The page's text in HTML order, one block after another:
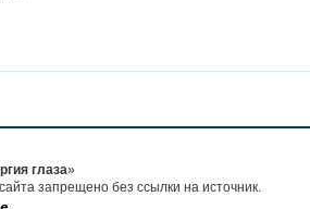
глаза»
запрещено без ссылки на источник.